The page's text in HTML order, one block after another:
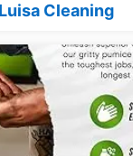
Luisa Cleaning